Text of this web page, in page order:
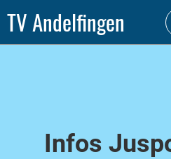
TV Andelfingen
Infos